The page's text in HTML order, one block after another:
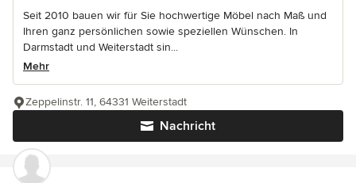
Seit 2010 bauen wir für Sie hochwertige Möbel nach Maß und
Ihren ganz persönlichen sowie speziellen Wünschen. In
Darmstadt und Weiterstadt sin...
Mehr
Nachricht
Zeppelinstr. 11, 64331 Weiterstadt